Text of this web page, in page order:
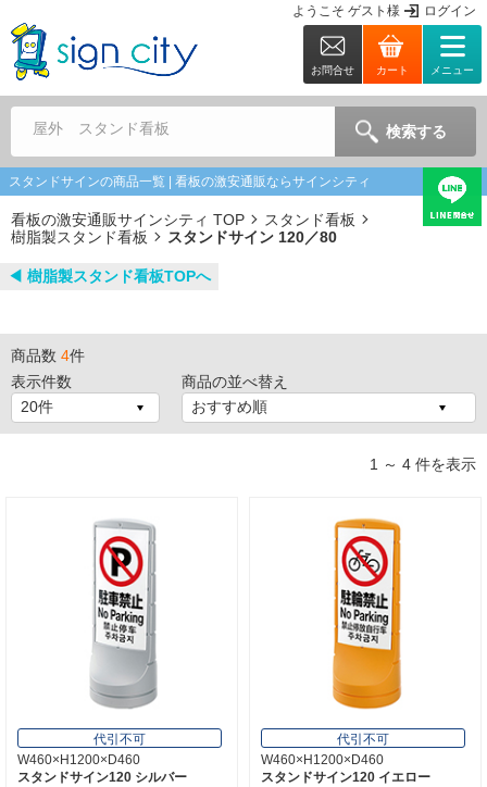
ようこそ ゲスト 様 ログイン
お問合せ カート メニュー
屋外 スタンド看板 検索する
スタンドサインの商品一覧 | 看板の激安通販ならサインシティ
看板の激安通販サインシティ TOP
スタンド看板
樹脂製スタンド看板
スタンドサイン 120／80
◀︎ 樹脂製スタンド看板TOPへ
商品数 4件
表示件数
商品の並べ替え
1 ～ 4 件を表示
代引不可
W460×H1200×D460
スタンドサイン120 シルバー
代引不可
W460×H1200×D460
スタンドサイン120 イエロー